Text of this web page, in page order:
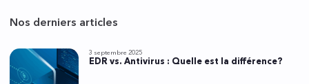
Nos derniers articles
3 septembre 2025
EDR vs. Antivirus : Quelle est la différence?